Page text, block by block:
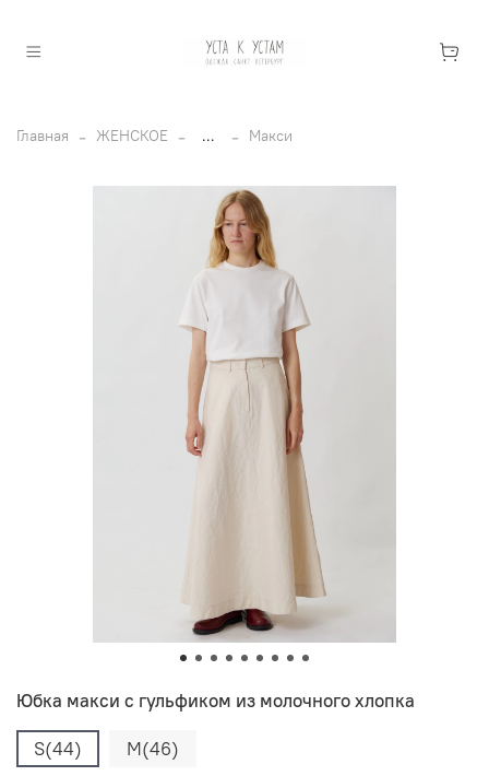
Главная ЖЕНСКОЕ ... Макси
Юбка макси с гульфиком из молочного хлопка
S(44)
M(46)